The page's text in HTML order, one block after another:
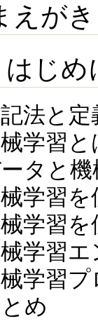
えがき
はじめ
法と定
学習と
タと
学習
械学習
械学習
械学習
め